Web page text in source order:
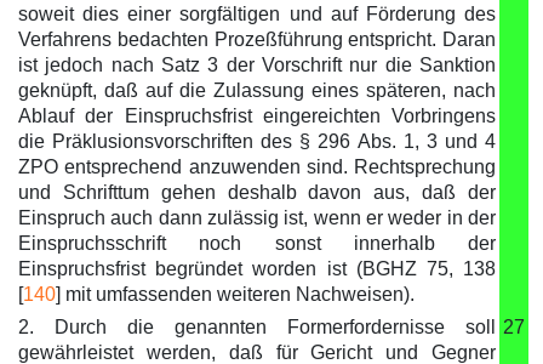
soweit dies einer sorgfältigen und auf Förderung des
Verfahrens bedachten Prozeßführung entspricht. Daran
ist jedoch nach Satz 3 der Vorschrift nur die Sanktion
geknüpft, daß auf die Zulassung eines späteren, nach
Ablauf der Einspruchsfrist eingereichten Vorbringens
die Präklusionsvorschriften des § 296 Abs. 1, 3 und 4
ZPO entsprechend anzuwenden sind. Rechtsprechung
und Schrifttum gehen deshalb davon aus, daß der
Einspruch auch dann zulässig ist, wenn er weder in der
Einspruchsschrift noch sonst innerhalb der
Einspruchsfrist begründet worden ist (BGHZ 75, 138
[140] mit umfassenden weiteren Nachweisen).
2. Durch die genannten Formerfordernisse soll
gewährleistet werden, daß für Gericht und Gegner
27